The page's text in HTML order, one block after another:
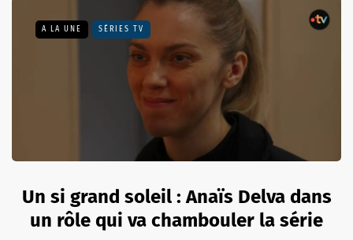
A LA UNE SÉRIES TV
Un si grand soleil : Anaïs Delva dans
un rôle qui va chambouler la série